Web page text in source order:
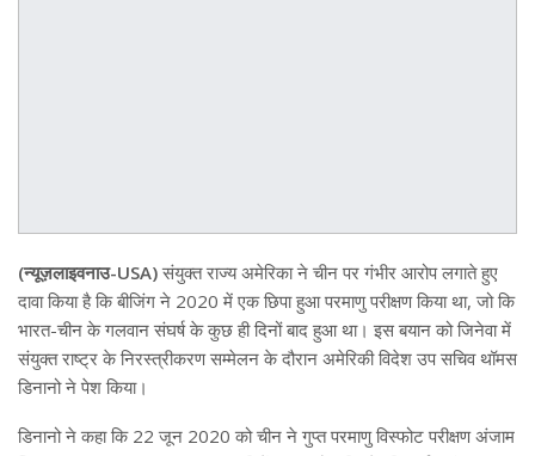
(न्यूज़लाइवनाउ-USA)संयुक्त राज्य अमेरिका ने चीन पर गंभीर आरोप लगाते हुए
दावा किया है कि बीजिंग ने 2020 में एक छिपा हुआ परमाणु परीक्षण किया था, जो कि
भारत-चीन के गलवान संघर्ष के कुछ ही दिनों बाद हुआ था। इस बयान को जिनेवा में
संयुक्त राष्ट्र के निरस्त्रीकरण सम्मेलन के दौरान अमेरिकी विदेश उप सचिव थॉमस
डिनानो ने पेश किया।
डिनानो ने कहा कि 22 जून 2020 को चीन ने गुप्त परमाणु विस्फोट परीक्षण अंजाम